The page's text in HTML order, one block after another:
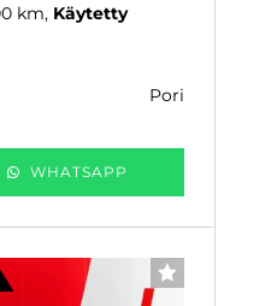
km Käytetty
pori
WHATSAPP
SUOSIKKI